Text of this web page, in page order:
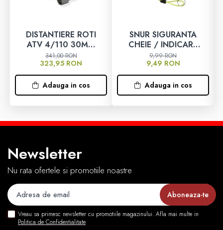
DISTANTIERE ROTI
ATV 4/110 30MM
SILVER – CFMOTO /
YAMAHA / SUZUKI
(PREZON M10x1.25)
341,00 RON
323,95 RON
Adauga in cos
SNUR SIGURANTA
CHEIE / INDICARE
ANTIFURT DISC ATV
/ MOTO / JETSKI /
SNOWMOBILE -
OX795
9,99 RON
9,49 RON
Adauga in cos
Newsletter
Nu rata ofertele si promotiile noastre
Vreau sa primesc newsletter cu promotiile magazinului. Afla mai multe in
Politica de Confidentialitate